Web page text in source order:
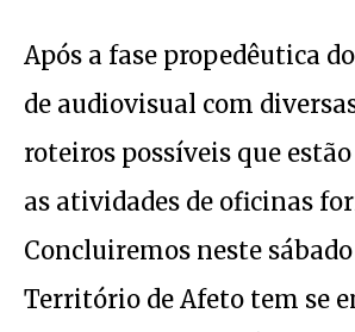
Após a fase propedêutica
de audiovisual com
roteiros possíveis que
as atividades de oficinas
Concluiremos neste
Território de Afeto tem se